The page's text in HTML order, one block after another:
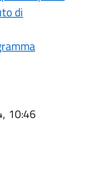
di
10:46